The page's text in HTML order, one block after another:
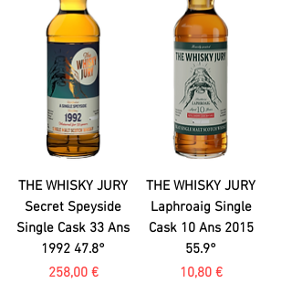
THE WHISKY JURY
Secret Speyside
Single Cask 33 Ans
1992 47.8°
Prix
258,00 €
THE WHISKY JURY
Laphroaig Single
Cask 10 Ans 2015
55.9°
Prix
10,80 €